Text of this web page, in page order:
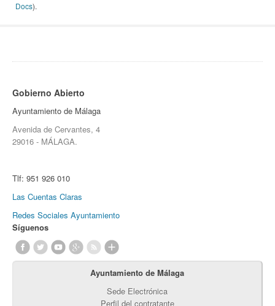
Docs).
Gobierno Abierto
Ayuntamiento de Málaga
Avenida de Cervantes, 4
29016 - MÁLAGA.
Tlf: 951 926 010
Las Cuentas Claras
Redes Sociales Ayuntamiento
Síguenos
Ayuntamiento de Málaga
Sede Electrónica
Perfil del contratante